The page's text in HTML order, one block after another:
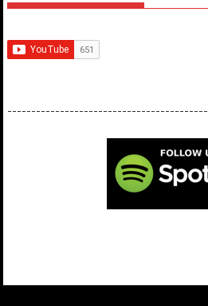
------------------------------------------